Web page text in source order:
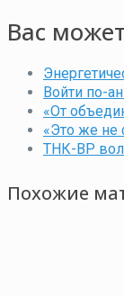
Вас
Войти по-
«От
«Это же не
ТНК-ВР
Похожие